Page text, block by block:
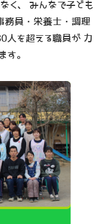
く、 みんなで子ども
務員・栄養士・調理
人を超える職員が 力
す。